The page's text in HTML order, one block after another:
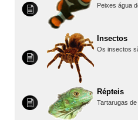
Peixes água
Insectos
Os insectos
Répteis
Tartarugas